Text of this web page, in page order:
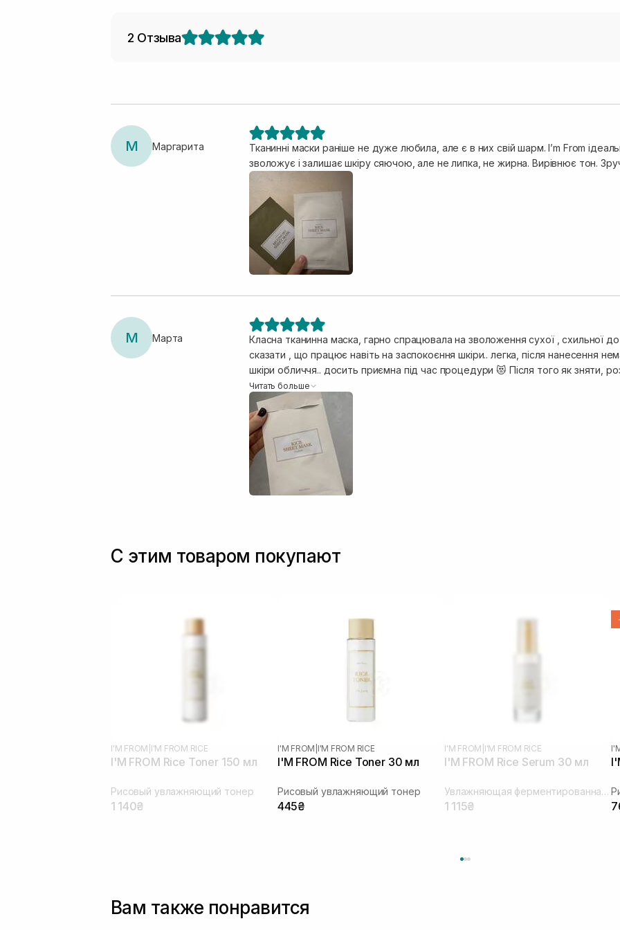
2 Отзыва
М Маргарита
Тканинні маски раніше не дуже любила, але є в них свій шарм. I’m From
зволожує і залишає шкіру сяючою, але не липка, не жирна. Вирівнює тон.
М Марта
Класна тканинна маска, гарно спрацювала на зволоження сухої , схильної
сказати , що працює навіть на заспокоєння шкіри.. легка, після нанесення нема жодного дискомфорту, лише свіжість
шкіри обличчя.. досить приємна під час процедури 😻 Після того як зняти,
швидко вберуться і обличчя відразу ж буде налите як персик 🍑.. дуже
кремом , і Ви відразу помітите результат гарного зволоження,
рекомендую спробувати 🌸
Читать больше
С этим товаром покупают
I'M FROM I'M FROM RICE
I'M FROM Rice Toner 150 мл
Рисовый увлажняющий тонер
1 140₴
I'M FROM I'M FROM RICE
I'M FROM Rice Toner 30 мл
Рисовый увлажняющий тонер
445₴
I'M FROM I'M FROM RICE
I'M FROM Rice Serum 30 мл
Увлажняющая ферментированная сыворотка
1 115₴
Вам также понравится